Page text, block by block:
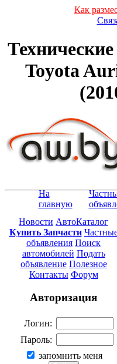
Как
Toyota
На
главную
Новости АвтоКаталог
Купить Запчасти
объявления Поиск
автомобилей Подать
объявление Полезное
Контакты Форум
Авторизация
Логин:
Пароль:
запомнить меня